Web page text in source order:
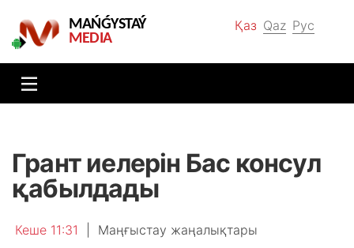
Қаз Qaz Рус
MAŃǴYSTAÝ
MEDIA
Грант иелерін Бас консул
қабылдады
Кеше 11:31 Маңғыстау жаңалықтары